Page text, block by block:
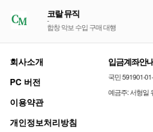
코랄 뮤직
-
합창 악보 수입 구매 대행
회사소개
PC 버전
이용약관
개인정보처리방침
입금계좌안
국민 591901-
예금주: 서형일